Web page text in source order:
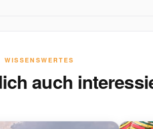
WISSENSWERTES
auch